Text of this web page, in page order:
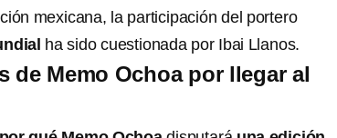
mexicana, la participación del portero
ha sido cuestionada por Ibai Llanos.
de Memo Ochoa por llegar al